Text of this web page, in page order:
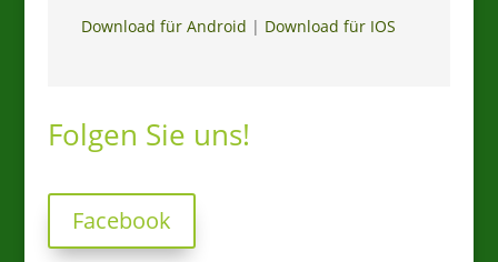
Download für Android | Download für IOS
Folgen Sie uns!
Facebook